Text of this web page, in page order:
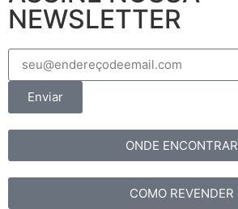
NEWSLETTER
Enviar
ONDE ENCONTRAR
COMO REVENDER